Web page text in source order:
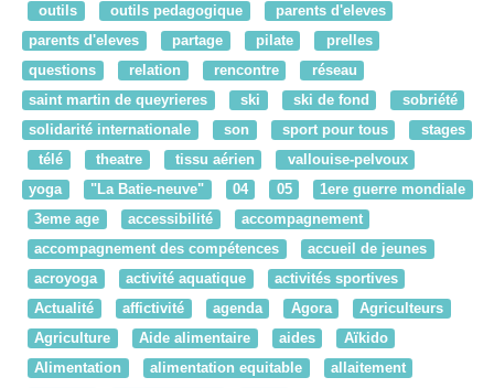
outils
outils pedagogique
parents d'eleves
parents d'eleves
partage pilate
prelles
questions
relation rencontre
réseau
saint martin de queyrieres
ski ski de fond
sobriété
solidarité internationale
son sport pour tous
stages
télé
theatre tissu aérien
vallouise-pelvoux
yoga
"La Batie-neuve" 04 05
1ere guerre mondiale
3eme age
accessibilité
accompagnement
accompagnement des compétences
accueil de jeunes
acroyoga
activité aquatique
activités sportives
Actualité
affictivité agenda Agora
Agriculteurs
Agriculture
Aide alimentaire aides
Aïkido
Alimentation
alimentation equitable
allaitement